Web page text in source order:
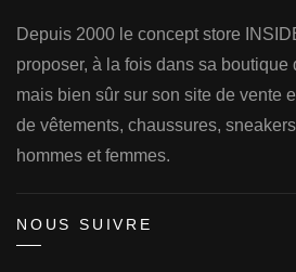
Depuis 2000 le concept store
proposer, à la fois dans sa boutique
mais bien sûr sur son site de vente
de vêtements, chaussures,
hommes et femmes.
NOUS SUIVRE